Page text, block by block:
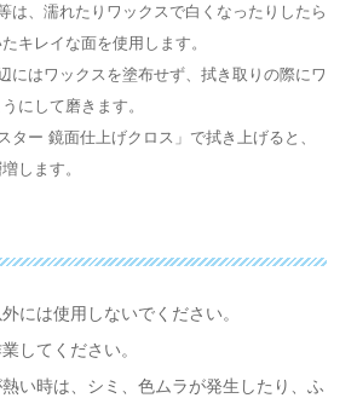
は、濡れたりワックスで白くなったりしたら
キレイな面を使用します。
にはワックスを塗布せず、拭き取りの際にワ
にして磨きます。
ター 鏡面仕上げクロス」で拭き上げると、
します。
には使用しないでください。
してください。
い時は、シミ、色ムラが発生したり、ふ